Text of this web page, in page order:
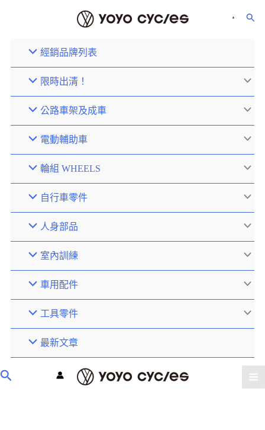
經銷品牌列表
限時出清！
公路車架及成車
電動輔助車
輪組 WHEELS
自行車零件
人身部品
室內訓練
車用配件
工具零件
最新文章